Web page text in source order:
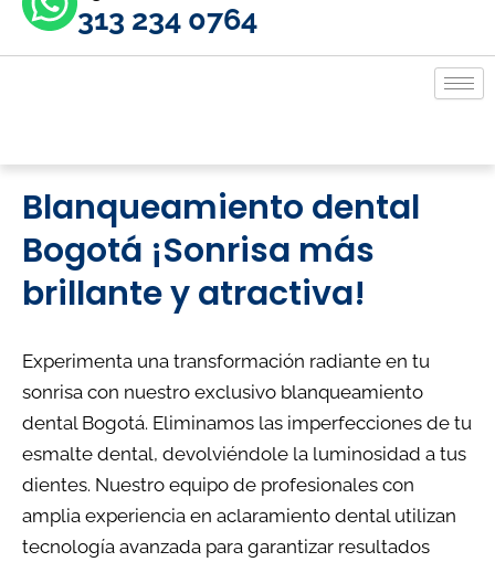
313 234 0764
Blanqueamiento dental
Bogotá ¡Sonrisa más
brillante y atractiva!
Experimenta una transformación radiante en tu
sonrisa con nuestro exclusivo blanqueamiento
dental Bogotá. Eliminamos las imperfecciones de tu
esmalte dental, devolviéndole la luminosidad a tus
dientes. Nuestro equipo de profesionales con
amplia experiencia en aclaramiento dental utilizan
tecnología avanzada para garantizar resultados